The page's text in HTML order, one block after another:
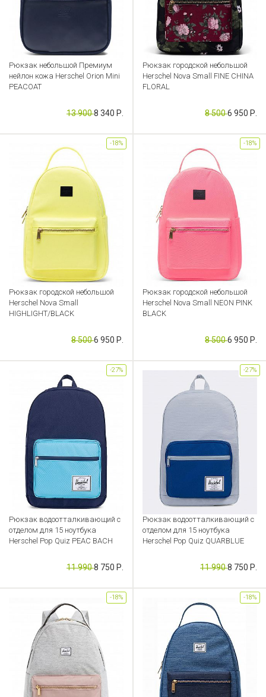
Рюкзак небольшой Премиум
нейлон кожа Herschel Orion Mini
PEACOAT
Артикул: CB000052626
13 9008 340 Р.
Рюкзак городской небольшой
Herschel Nova Small FINE CHINA
FLORAL
Артикул: CB000052587
8 5006 950 Р.
Рюкзак городской небольшой
Herschel Nova Small
HIGHLIGHT/BLACK
Артикул: CB000052531
8 5006 950 Р.
-18%
Рюкзак городской небольшой
Herschel Nova Small NEON PINK
BLACK
Артикул: CB000052530
8 5006 950 Р.
-18%
Рюкзак водоотталкивающий с
отделом для 15 ноутбука
Herschel Pop Quiz PEAC BACH
Артикул: CB000052484
11 9908 750 Р.
-27%
Рюкзак водоотталкивающий с
отделом для 15 ноутбука
Herschel Pop Quiz QUARBLUE
Артикул: CB000052483
11 9908 750 Р.
-27%
-18% -18%